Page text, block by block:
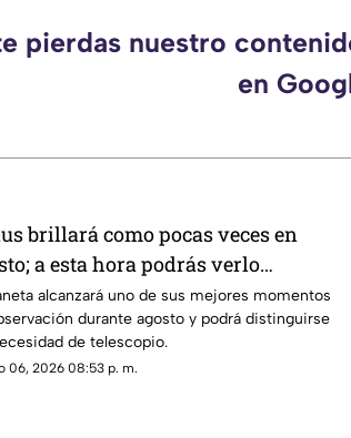
pierdas nuestro
en
brillará como pocas veces en
a esta hora podrás verlo
este mes
alcanzará uno de sus mejores momentos
durante agosto y podrá distinguirse
de telescopio.
06, 2026 08:53 p. m.